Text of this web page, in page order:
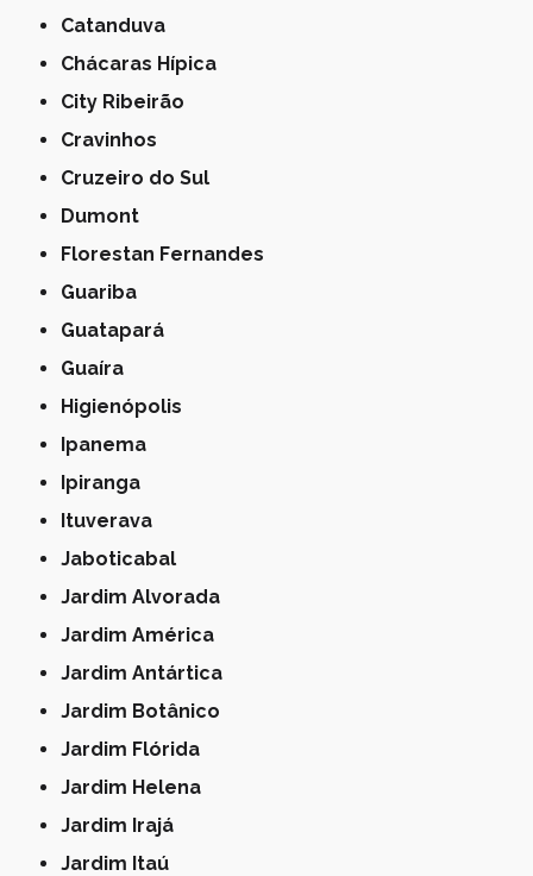
Catanduva
Chácaras Hípica
City Ribeirão
Cravinhos
Cruzeiro do Sul
Dumont
Florestan Fernandes
Guariba
Guatapará
Guaíra
Higienópolis
Ipanema
Ipiranga
Ituverava
Jaboticabal
Jardim Alvorada
Jardim América
Jardim Antártica
Jardim Botânico
Jardim Flórida
Jardim Helena
Jardim Irajá
Jardim Itaú